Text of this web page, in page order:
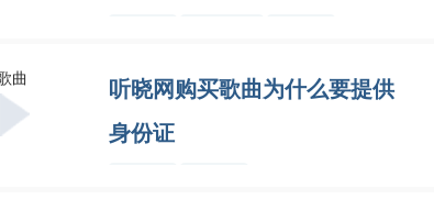
听晓网购买歌曲为什么要提供
身份证